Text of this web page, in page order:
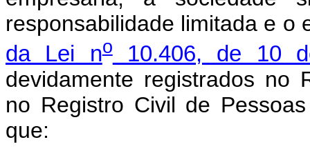
responsabilidade limitada e
da Lei no10.406, de 10
devidamente registrados no
no Registro Civil de
que: